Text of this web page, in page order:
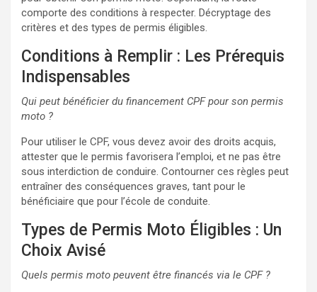
comporte des conditions à respecter. Décryptage des
critères et des types de permis éligibles.
Conditions à Remplir : Les Prérequis
Indispensables
Qui peut bénéficier du financement CPF pour son permis
moto ?
Pour utiliser le CPF, vous devez avoir des droits acquis,
attester que le permis favorisera l’emploi, et ne pas être
sous interdiction de conduire. Contourner ces règles peut
entraîner des conséquences graves, tant pour le
bénéficiaire que pour l’école de conduite.
Types de Permis Moto Éligibles : Un
Choix Avisé
Quels permis moto peuvent être financés via le CPF ?